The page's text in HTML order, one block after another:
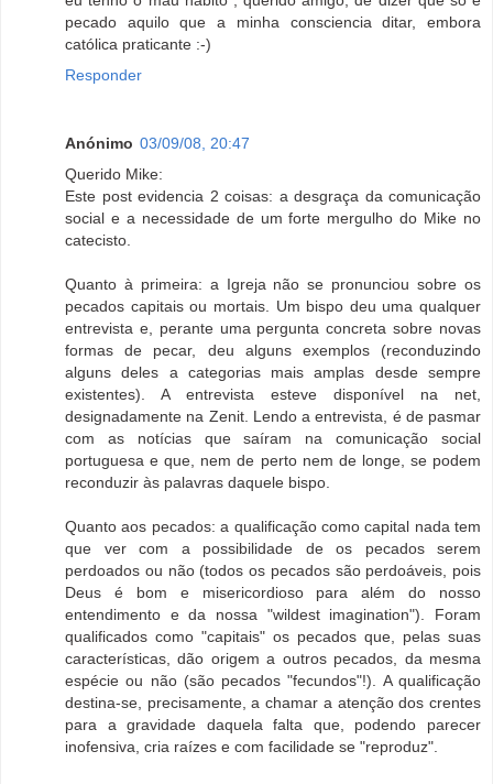
pecado aquilo que a minha consciencia ditar, embora
católica praticante :-)
Responder
Anónimo 03/09/08, 20:47
Querido Mike:
Este post evidencia 2 coisas: a desgraça da comunicação
social e a necessidade de um forte mergulho do Mike no
catecisto.
Quanto à primeira: a Igreja não se pronunciou sobre os
pecados capitais ou mortais. Um bispo deu uma qualquer
entrevista e, perante uma pergunta concreta sobre novas
formas de pecar, deu alguns exemplos (reconduzindo
alguns deles a categorias mais amplas desde sempre
existentes). A entrevista esteve disponível na net,
designadamente na Zenit. Lendo a entrevista, é de pasmar
com as notícias que saíram na comunicação social
portuguesa e que, nem de perto nem de longe, se podem
reconduzir às palavras daquele bispo.
Quanto aos pecados: a qualificação como capital nada tem
que ver com a possibilidade de os pecados serem
perdoados ou não (todos os pecados são perdoáveis, pois
Deus é bom e misericordioso para além do nosso
entendimento e da nossa "wildest imagination"). Foram
qualificados como "capitais" os pecados que, pelas suas
características, dão origem a outros pecados, da mesma
espécie ou não (são pecados "fecundos"!). A qualificação
destina-se, precisamente, a chamar a atenção dos crentes
para a gravidade daquela falta que, podendo parecer
inofensiva, cria raízes e com facilidade se "reproduz".